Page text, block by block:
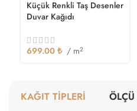
Küçük Renkli Taş Desenler
Duvar Kağıdı
699.00 ₺ / m2
KAĞIT TİPLERİ ÖLÇÜ